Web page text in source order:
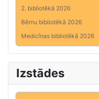
2. bibliotēkā 2026
Bērnu bibliotēkā 2026
Medicīnas bibliotēkā 2026
Izstādes